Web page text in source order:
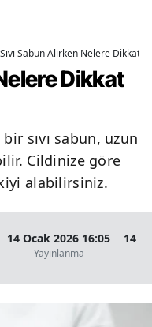
Sıvı Sabun Alırken Nelere Dikkat
Dikkat
sıvı sabun, uzun
Cildinize göre
alabilirsiniz.
14 Ocak 2026 16:05
Yayınlanma
14